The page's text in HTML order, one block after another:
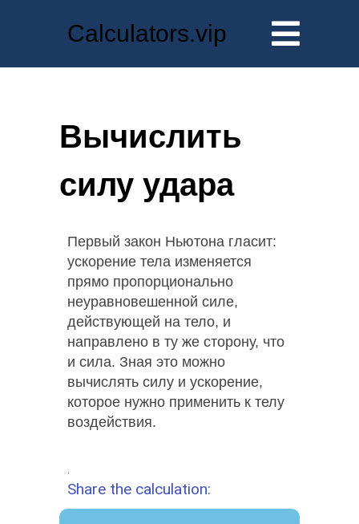
Calculators.vip
Вычислить
силу удара
Первый закон Ньютона гласит:
ускорение тела изменяется
прямо пропорционально
неуравновешенной силе,
действующей на тело, и
направлено в ту же сторону, что
и сила. Зная это можно
вычислять силу и ускорение,
которое нужно применить к телу
воздействия.
Share the calculation: